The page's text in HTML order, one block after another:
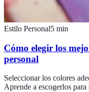
Estilo Personal5 min
Cómo elegir los
personal
Seleccionar los colores
Aprende a escogerlos